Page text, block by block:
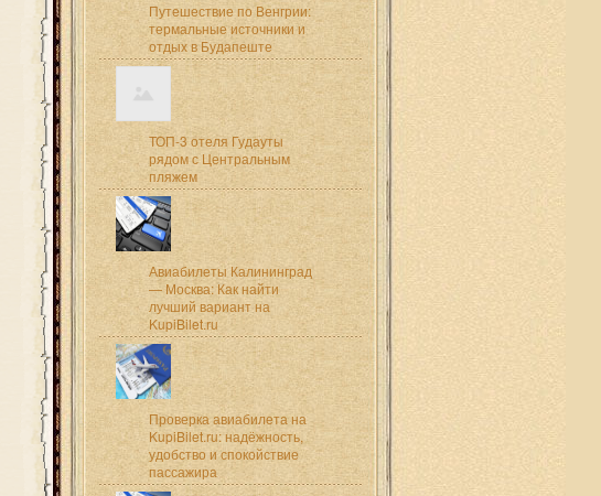
Путешествие по Венгрии:
термальные источники и
отдых в Будапеште
ТОП-3 отеля Гудауты
рядом с Центральным
пляжем
Авиабилеты Калининград
— Москва: Как найти
лучший вариант на
KupiBilet.ru
Проверка авиабилета на
KupiBilet.ru: надёжность,
удобство и спокойствие
пассажира